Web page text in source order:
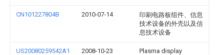
CN101227804B 2010-07-14
印刷电路板组件、信息
技术设备的外壳以及信
息技术设备
US20080259542A1 2008-10-23 Plasma display